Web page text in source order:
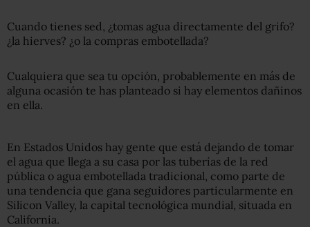
Cuando tienes sed, ¿tomas agua directamente del grifo?
¿la hierves? ¿o la compras embotellada?
Cualquiera que sea tu opción, probablemente en más de
alguna ocasión te has planteado si hay elementos dañinos
en ella.
En Estados Unidos hay gente que está dejando de tomar
el agua que llega a su casa por las tuberías de la red
pública o agua embotellada tradicional, como parte de
una tendencia que gana seguidores particularmente en
Silicon Valley, la capital tecnológica mundial, situada en
California.